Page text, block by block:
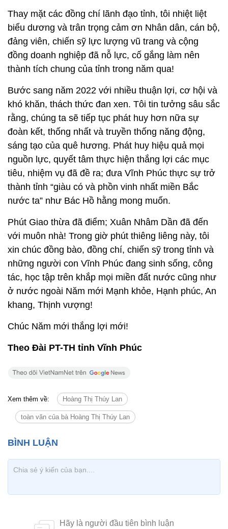
Thay mặt các đồng chí lãnh đạo tỉnh, tôi nhiệt liệt
biểu dương và trân trọng cảm ơn Nhân dân, cán bộ,
đảng viên, chiến sỹ lực lượng vũ trang và cộng
đồng doanh nghiệp đã nỗ lực, cố gắng làm nên
thành tích chung của tỉnh trong năm qua!
Bước sang năm 2022 với nhiều thuận lợi, cơ hội và
khó khăn, thách thức đan xen. Tôi tin tưởng sâu sắc
rằng, chúng ta sẽ tiếp tục phát huy hơn nữa sự
đoàn kết, thống nhất và truyền thống năng động,
sáng tạo của quê hương. Phát huy hiệu quả mọi
nguồn lực, quyết tâm thực hiện thắng lợi các mục
tiêu, nhiệm vụ đã đề ra; đưa Vĩnh Phúc thực sự trở
thành tỉnh “giàu có và phồn vinh nhất miền Bắc
nước ta” như Bác Hồ hằng mong muốn.
Phút Giao thừa đã điểm; Xuân Nhâm Dần đã đến
với muôn nhà! Trong giờ phút thiêng liêng này, tôi
xin chúc đồng bào, đồng chí, chiến sỹ trong tỉnh và
những người con Vĩnh Phúc đang sinh sống, công
tác, học tập trên khắp mọi miền đất nước cũng như
ở nước ngoài Năm mới Mạnh khỏe, Hạnh phúc, An
khang, Thịnh vượng!
Chúc Năm mới thắng lợi mới!
Theo Đài PT-TH tỉnh Vĩnh Phúc
Xem thêm về: Hoàng Thị Thúy Lan
toàn văn của bà Hoàng Thị Thúy Lan